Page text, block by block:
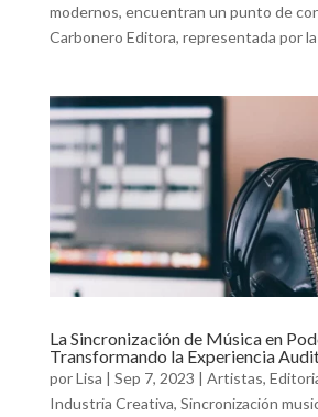
modernos, encuentran un punto de
Carbonero Editora, representada por
La Sincronización de Música en
Transformando la Experiencia
porLisa | Sep 7, 2023 | Artistas,
Industria Creativa, Sincronización